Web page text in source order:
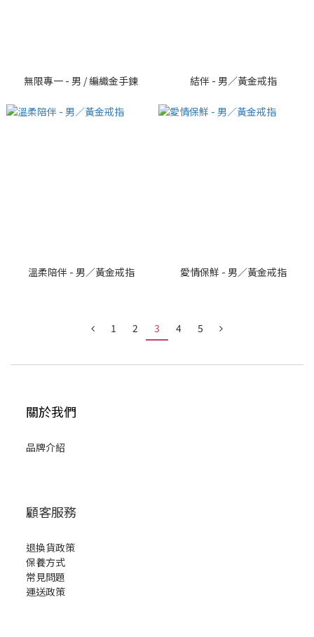
無限專一 - 男 / 編織金手鍊 結伴 - 男／黃金戒指
溫柔陪伴 - 男／黃金戒指 愛情保鮮 - 男／黃金戒指
1 2 3 4 5
關於我們
品牌介紹
顧客服務
退換貨政策
保養方式
常見問題
運送政策